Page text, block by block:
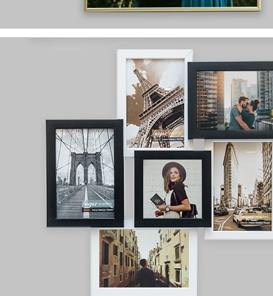
wyprodukowane w Polsce
dostępne rozmiary:21x30, 30x40, 40x60, 50x70
szybka wykonana z pleksi
dostępne w dwóch kolorach:srebrnym i złotym